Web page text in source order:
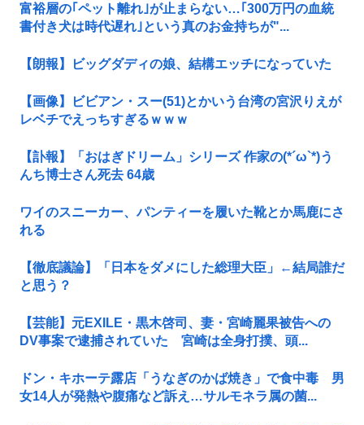
富裕層の｢ペット離れ｣が止まらない…｢300万円の血統
書付き犬は時代遅れ｣という真のお金持ちが"...
【朗報】ビッグダディの娘、結構エッチになっていた
【画像】ビビアン・スー(51)とかいう台湾の宮沢りえが
レベチでえっちすぎるｗｗｗ
【訃報】「おはぎドリーム」シリーズ 作家の(*´ω`*)う
んち博士さん死去 64歳
ワイのスニーカー、パンティーを履いた靴とか馬鹿にさ
れる
【徹底議論】「日本をダメにした総理大臣」←結局誰だ
と思う？
【芸能】元EXILE・黒木啓司、妻・宮崎麗果被告への
DV事案で逮捕されていた 宮崎は全身打撲、頭...
ドン・キホーテ露店「うなぎのかば焼き」で食中毒 男
女14人が発熱や腹痛など訴え…サルモネラ属の菌...